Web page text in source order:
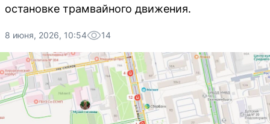
остановке трамвайного движения.
8 июня, 2026, 10:54 14